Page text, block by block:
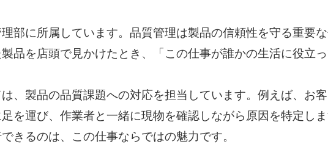
部に所属しています。品質管理は製品の信頼性を守る重要
品を店頭で見かけたとき、「この仕事が誰かの生活に役立
、製品の品質課題への対応を担当しています。例えば、お
を運び、作業者と一緒に現物を確認しながら原因を特定し
きるのは、この仕事ならではの魅力です。